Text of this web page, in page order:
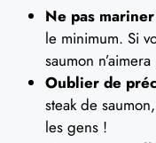
Ne pas
le minimum. Si
saumon
Oublier de
steak de
les gens !